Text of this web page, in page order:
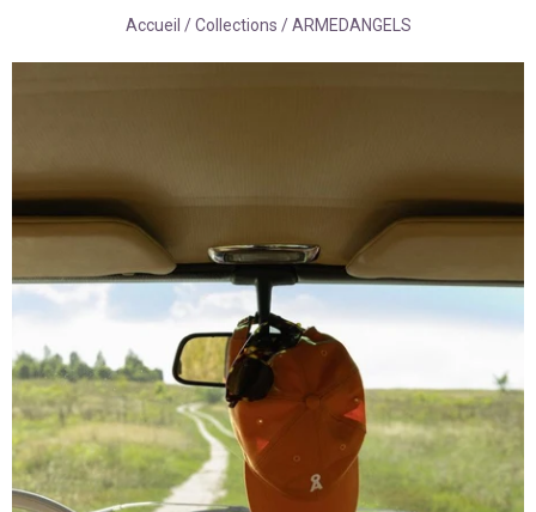
Accueil / Collections / ARMEDANGELS